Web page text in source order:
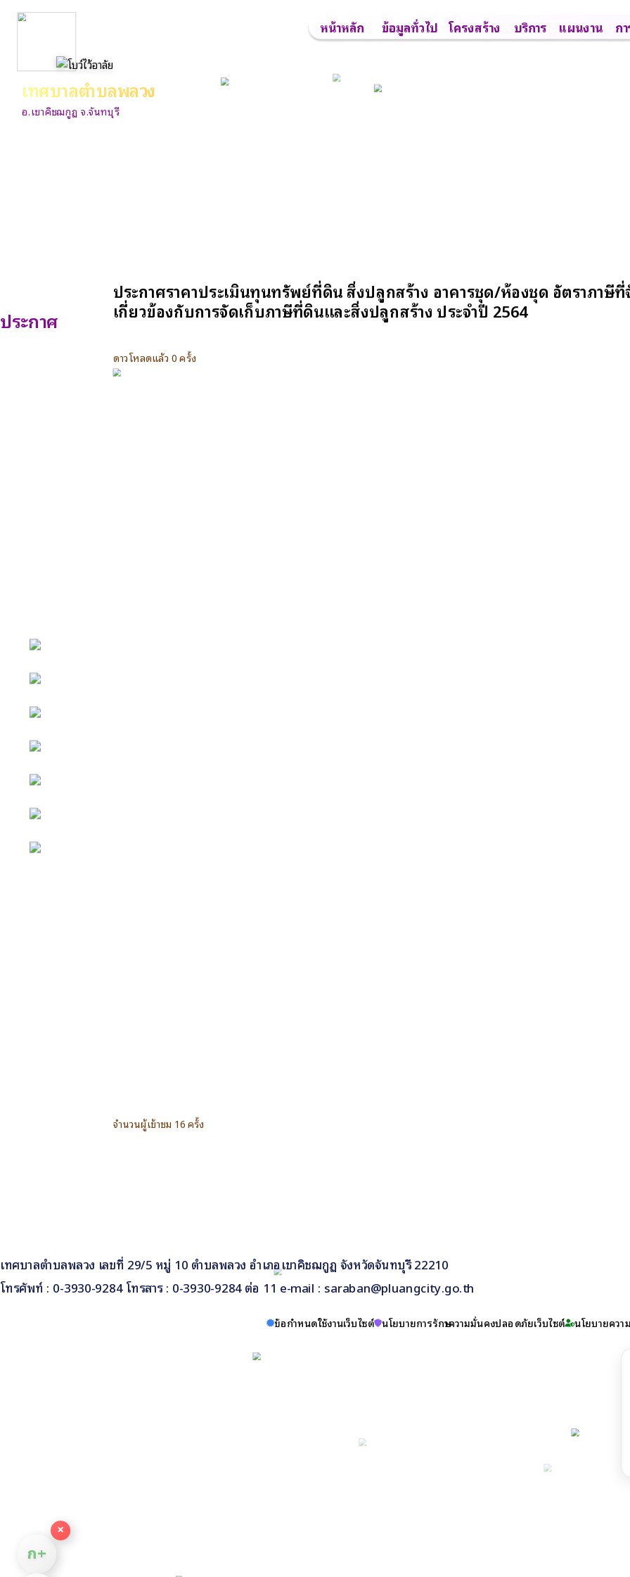
เทศบาลตำบลพลวง
อ.เขาคิชฌกูฏ จ.จันทบุรี
หน้าหลัก ข้อมูลทั่วไป โครงสร้าง บริการ แผนงาน ก
ประกาศ
ประกาศราคาประเมินทุนทรัพย์ที่ดิน สิ่งปลูกสร้าง อาคารชุด/ห้องชุด อัตราภาษี
เกี่ยวข้องกับการจัดเก็บภาษีที่ดินและสิ่งปลูกสร้าง ประจำปี 2564
ดาวโหลดแล้ว 0 ครั้ง
จำนวนผู้เข้าชม 16 ครั้ง
เทศบาลตำบลพลวง เลขที่ 29/5 หมู่ 10 ตำบลพลวง อำเภอเขาคิชฌกูฏ จังหวัดจันทบุรี 22210
โทรศัพท์ : 0-3930-9284 โทรสาร : 0-3930-9284 ต่อ 11 e-mail : saraban@pluangcity.go.th
ข้อกำหนดใช้งานเว็บไซต์ นโยบายการรักษาความมั่นคงปลอดภัยเว็บไซต์ นโยบายควา
×
ก+